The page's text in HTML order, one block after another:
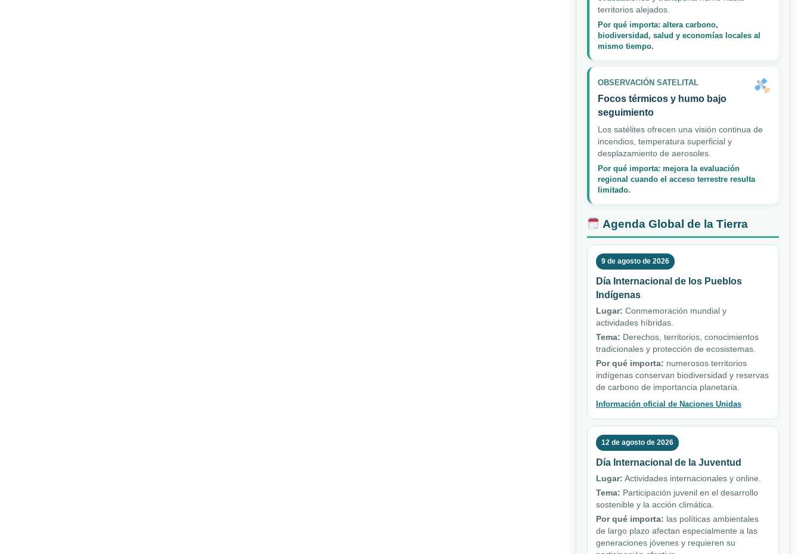
territorios alejados.
Por qué importa: altera carbono,
biodiversidad, salud y economías locales al
mismo tiempo.
OBSERVACIÓN SATELITAL
Focos térmicos y humo bajo
seguimiento
Los satélites ofrecen una visión continua de
incendios, temperatura superficial y
desplazamiento de aerosoles.
Por qué importa: mejora la evaluación
regional cuando el acceso terrestre resulta
limitado.
Agenda Global de la Tierra
9 de agosto de 2026
Día Internacional de los Pueblos
Indígenas
Lugar: Conmemoración mundial y
actividades híbridas.
Tema: Derechos, territorios, conocimientos
tradicionales y protección de ecosistemas.
Por qué importa: numerosos territorios
indígenas conservan biodiversidad y reservas
de carbono de importancia planetaria.
Información oficial de Naciones Unidas
12 de agosto de 2026
Día Internacional de la Juventud
Lugar: Actividades internacionales y online.
Tema: Participación juvenil en el desarrollo
sostenible y la acción climática.
Por qué importa: las políticas ambientales
de largo plazo afectan especialmente a las
generaciones jóvenes y requieren su